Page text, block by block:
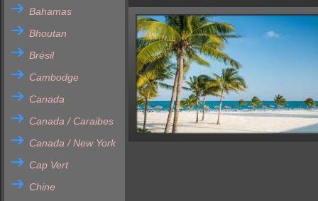
Bahamas
Bhoutan
Brésil
Cambodge
Canada
Canada / Caraibes
Canada / New York
Cap Vert
Chine